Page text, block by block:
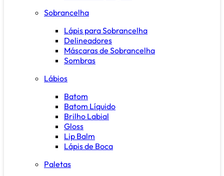
Sobrancelha
Lápis para Sobrancelha
Delineadores
Máscaras de Sobrancelha
Sombras
Lábios
Batom
Batom Líquido
Brilho Labial
Gloss
Lip Balm
Lápis de Boca
Paletas